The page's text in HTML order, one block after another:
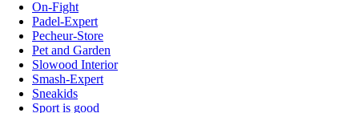
On-Fight
Padel-Expert
Pecheur-Store
Pet and Garden
Slowood Interior
Smash-Expert
Sneakids
Sport is good